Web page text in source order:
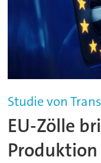
Studie von
EU-Zölle
Produktion